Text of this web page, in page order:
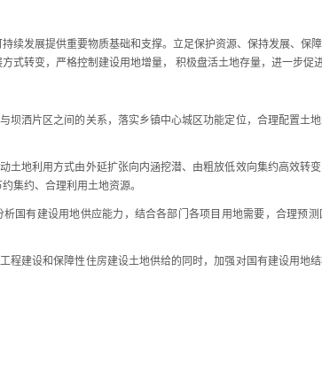
发展提供重要物质基础和支撑。立足保护资源、保持发展、保
式转变，严格控制建设用地增量， 积极盘活土地存量，进一步促
洒片区之间的关系，落实乡镇中心城区功能定位，合理配置土
地利用方式由外延扩张向内涵挖潜、由粗放低效向集约高效转
集约、合理利用土地资源。
有建设用地供应能力，结合各部门各项目用地需要，合理预测
建设和保障性住房建设土地供给的同时，加强对国有建设用地结